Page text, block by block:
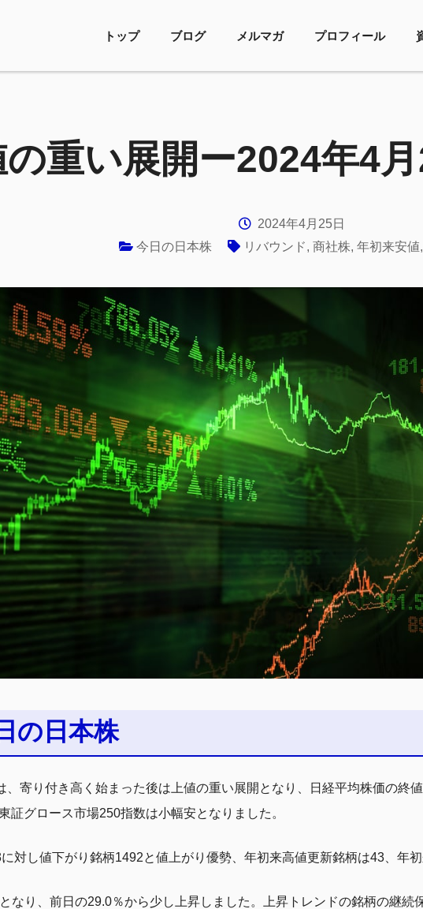
トップ ブログ メルマガ プロフィール
重い展開ー2024年4
2024年4月25日
今日の日本株
リバウンド, 商社株, 年初来安値,
の日本株
、寄り付き高く始まった後は上値の重い展開となり、日経平均株価の終
証グロース市場250指数は小幅安となりました。
対し値下がり銘柄1492と値上がり優勢、年初来高値更新銘柄は43、年
なり、前日の29.0％から少し上昇しました。上昇トレンドの銘柄の継続